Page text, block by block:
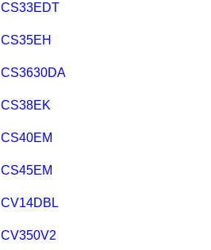
CS33EDT
CS35EH
CS3630DA
CS38EK
CS40EM
CS45EM
CV14DBL
CV350V2